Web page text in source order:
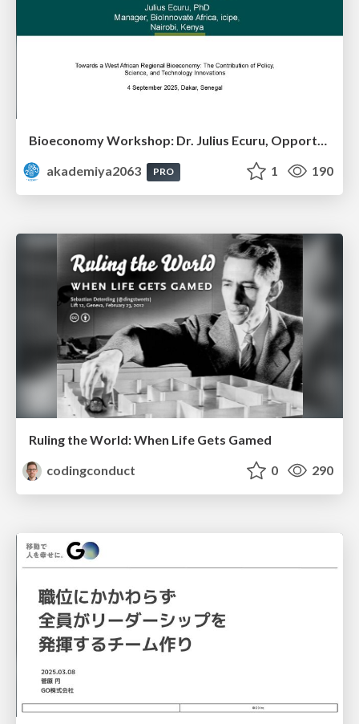
Bioeconomy Workshop: Dr. Julius Ecuru, Opportunities for a Bioeconomy in West Africa
akademiya2063
PRO 1 190
Ruling the World: When Life Gets Gamed
codingconduct
0 290